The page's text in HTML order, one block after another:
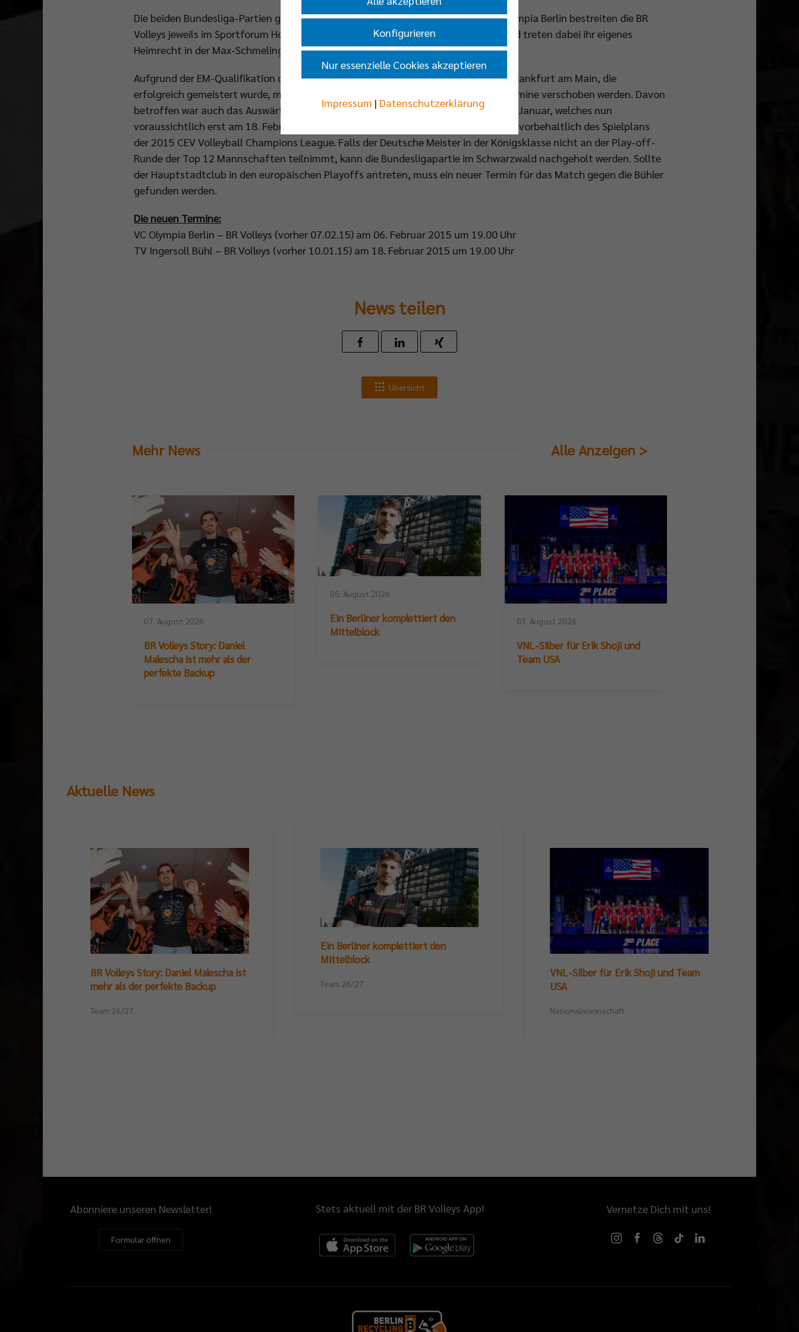
Die beiden Bundesliga-Partien gegen die deutschen Nachwuchstalente vom VC Olympia Berlin bestreiten die BR
Volleys jeweils im Sportforum Hohenschönhausen, der Heimspielstätte des VCO und treten dabei ihr eigenes
Heimrecht in der Max-Schmeling-Halle an die Junioren ab.
Aufgrund der EM-Qualifikation der deutschen U19-Junioren Anfang des Jahres in Frankfurt am Main, die
erfolgreich gemeistert wurde, mussten in der Volleyball Bundesliga weitere Spieltermine verschoben werden. Davon
betroffen war auch das Auswärtsspiel der BR Volleys beim TV Ingersoll Bühl am 10. Januar, welches nun
voraussichtlich erst am 18. Februar 2015 stattfindet. Die Spielverlegung geschieht vorbehaltlich des Spielplans
der 2015 CEV Volleyball Champions League. Falls der Deutsche Meister in der Königsklasse nicht an der Play-off-
Runde der Top 12 Mannschaften teilnimmt, kann die Bundesligapartie im Schwarzwald nachgeholt werden. Sollte
der Hauptstadtclub in den europäischen Playoffs antreten, muss ein neuer Termin für das Match gegen die Bühler
gefunden werden.
Die neuen Termine:
VC Olympia Berlin – BR Volleys (vorher 07.02.15) am 06. Februar 2015 um 19.00 Uhr
TV Ingersoll Bühl – BR Volleys (vorher 10.01.15) am 18. Februar 2015 um 19.00 Uhr
News teilen
Übersicht
Mehr News Alle Anzeigen >
07. August 2026
BR Volleys Story: Daniel
Malescha ist mehr als der
perfekte Backup
05. August 2026
Ein Berliner komplettiert den
Mittelblock
03. August 2026
VNL-Silber für Erik Shoji und
Team USA
Aktuelle News
BR Volleys Story: Daniel Malescha ist
mehr als der perfekte Backup
Team 26/27
Ein Berliner komplettiert den
Mittelblock
Team 26/27
VNL-Silber für Erik Shoji und Team
USA
Nationalmannschaft
Abonniere unseren Newsletter!
Formular öffnen
Stets aktuell mit der BR Volleys App! Vernetze Dich mit uns!
Konfigurieren
Nur essenzielle Cookies akzeptieren
Impressum | Datenschutzerklärung